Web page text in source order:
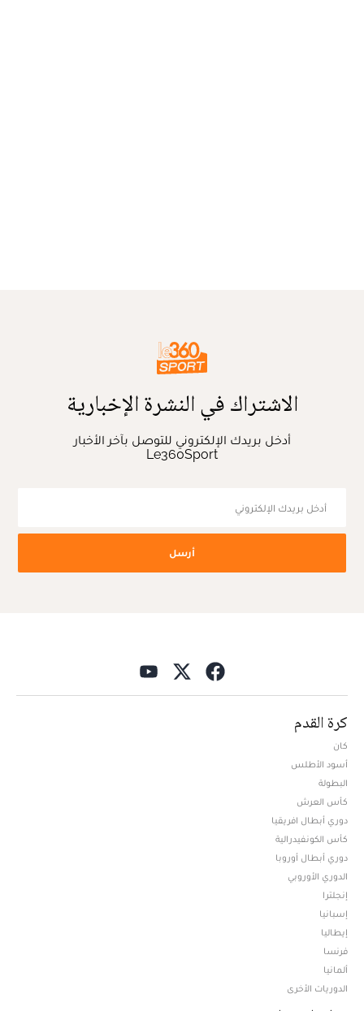
الاشتراك في النشرة الإخبارية
أدخل بريدك الإلكتروني للتوصل بآخر الأخبار
Le360Sport
أرسل
كرة القدم
كان
أسود الأطلس
البطولة
كأس العرش
دوري أبطال افريقيا
كأس الكونفيدرالية
دوري أبطال أوروبا
الدوري الأوروبي
إنجلترا
إسبانيا
إيطاليا
فرنسا
ألمانيا
الدوريات الأخرى